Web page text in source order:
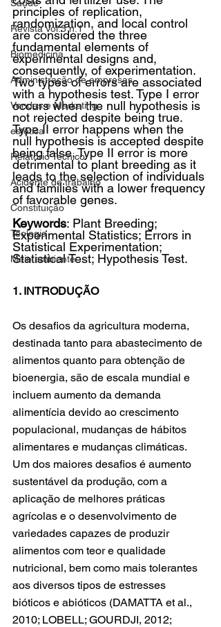
Saúde
Revista Vol.3 n.1
Biomedicina
Administração de empresas
Vendas e Marketing
estética
Relatório Técnico
Acidente de trabalho
Constituição
Teologia
Meio ambiente
principles of replication,
randomization, and local control
are considered the three
fundamental elements of
experimental designs and,
consequently, of experimentation.
Two types of errors are associated
with a hypothesis test. Type I error
occurs when the null hypothesis is
not rejected despite being true.
Type II error happens when the
null hypothesis is accepted despite
being false. Type II error is more
detrimental to plant breeding as it
leads to the selection of individuals
and families with a lower frequency
of favorable genes.
Keywords: Plant Breeding;
Experimental Statistics; Errors in
Statistical Experimentation;
Statistical Test; Hypothesis Test.
1. INTRODUÇÃO
Os desafios da agricultura moderna,
destinada tanto para abastecimento de
alimentos quanto para obtenção de
bioenergia, são de escala mundial e
incluem aumento da demanda
alimentícia devido ao crescimento
populacional, mudanças de hábitos
alimentares e mudanças climáticas.
Um dos maiores desafios é aumento
sustentável da produção, com a
aplicação de melhores práticas
agrícolas e o desenvolvimento de
variedades capazes de produzir
alimentos com teor e qualidade
nutricional, bem como mais tolerantes
aos diversos tipos de estresses
bióticos e abióticos (DAMATTA et al.,
2010; LOBELL; GOURDJI, 2012;